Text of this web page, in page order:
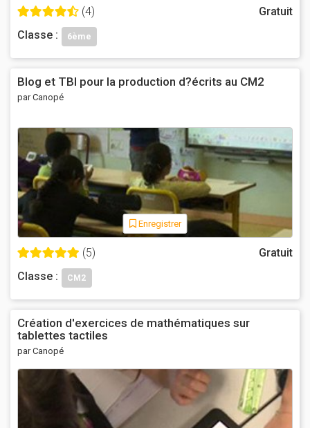
(4)
Gratuit
Classe :
6ème
Blog et TBI pour la production d?écrits au CM2
par Canopé
Enregistrer
(5)
Gratuit
Classe :
CM2
Création d'exercices de mathématiques sur
tablettes tactiles
par Canopé